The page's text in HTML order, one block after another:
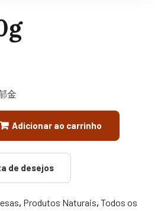
金
Adicionar ao carrinho
de desejos
, Produtos Naturais, Todos os